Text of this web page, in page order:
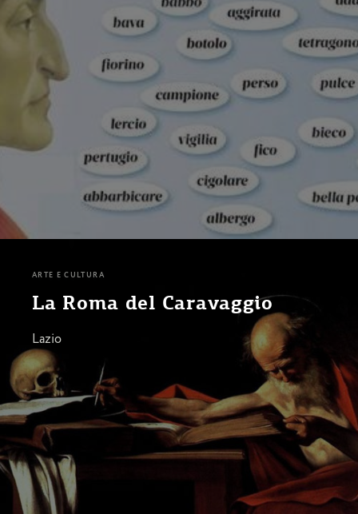
ARTE E CULTURA
La Roma del Caravaggio
Lazio